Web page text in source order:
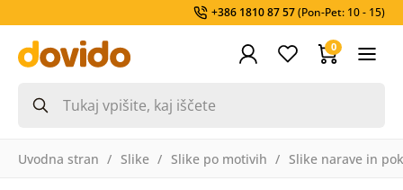
+386 1810 87 57(Pon-Pet: 10 - 15)
0
Uvodna stran Slike Slike po motivih Slike narave in